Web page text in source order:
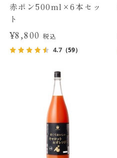
赤ポン500ml×6本セッ
ト
¥8,800税込
4.7（59）